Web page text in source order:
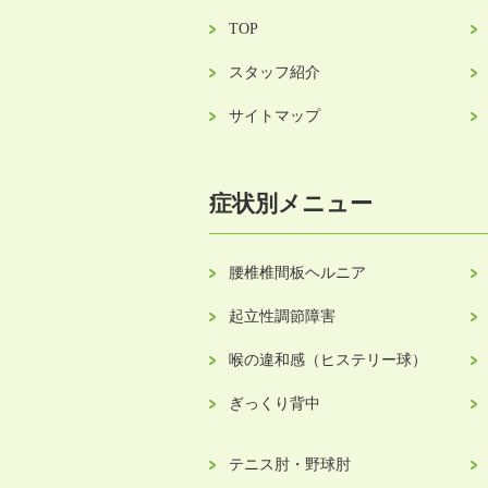
TOP
スタッフ紹介
サイトマップ
症状別メニュー
腰椎椎間板ヘルニア
起立性調節障害
喉の違和感（ヒステリー球）
ぎっくり背中
テニス肘・野球肘